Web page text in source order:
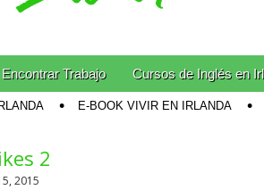
Encontrar Trabajo Cursos de Inglés en
E-BOOK VIVIR EN IRLANDA
2
2015